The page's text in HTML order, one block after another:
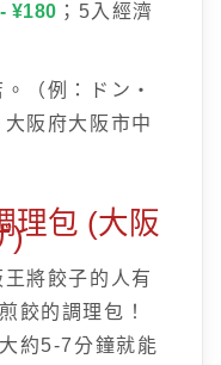
¥180 ；5入經濟
（例：ドン・
阪府大阪市中
理包 (大阪
)
將餃子的人有
餃的調理包！
約5-7分鐘就能